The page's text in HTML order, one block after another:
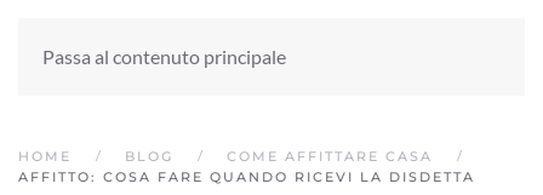
Passa al contenuto principale
HOME BLOG
COME AFFITTARE CASA
AFFITTO: COSA FARE QUANDO RICEVI LA DISDETTA